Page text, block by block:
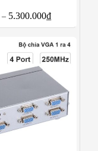
– 5.300.000₫